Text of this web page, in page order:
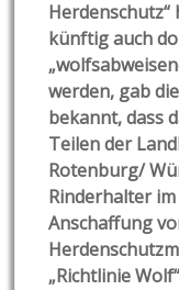
künftig auch
werden, gab
bekannt, dass
Teilen der
Rotenburg/
Rinderhalter
Anschaffung
„Richtlinie